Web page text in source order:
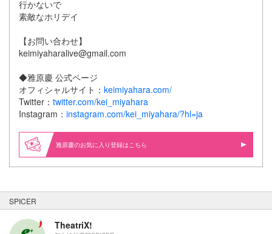
行かないで
素敵なホリデイ
【お問い合わせ】
keimiyaharalive@gmail.com
◆雅原慶 公式ページ
オフィシャルサイト： keimiyahara.com/
Twitter： twitter.com/kei_miyahara
Instagram： instagram.com/kei_miyahara/?hl=ja
雅原慶のお気に入り登録はこちら
SPICER
TheatriX!